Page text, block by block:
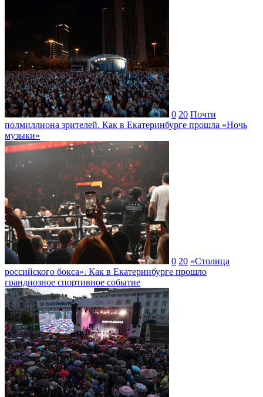
0 20 Почти
полмиллиона зрителей. Как в Екатеринбурге прошла «Ночь
музыки»
0 20 «Столица
российского бокса». Как в Екатеринбурге прошло
грандиозное спортивное событие